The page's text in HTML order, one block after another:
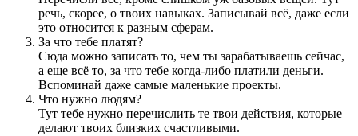
речь, скорее, о твоих навыках. Записывай всё, даже если
это относится к разным сферам.
За что тебе платят?
Сюда можно записать то, чем ты зарабатываешь сейчас,
а еще всё то, за что тебе когда-либо платили деньги.
Вспоминай даже самые маленькие проекты.
Что нужно людям?
Тут тебе нужно перечислить те твои действия, которые
делают твоих близких счастливыми.